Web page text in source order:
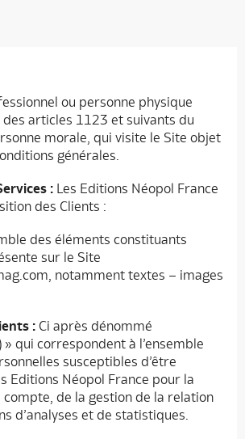
ou personne physique
des articles 1123 et suivants du
morale, qui visite le Site objet
générales.
: Les Editions Néopol France
des Clients :
des éléments constituants
sur le Site
notamment textes – images
: Ci après dénommé
qui correspondent à l’ensemble
susceptibles d’être
Editions Néopol France pour la
de la gestion de la relation
d’analyses et de statistiques.